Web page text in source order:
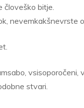
človeško bitje.
nevemkakšnevrste
vsisoporočeni,
stvari.